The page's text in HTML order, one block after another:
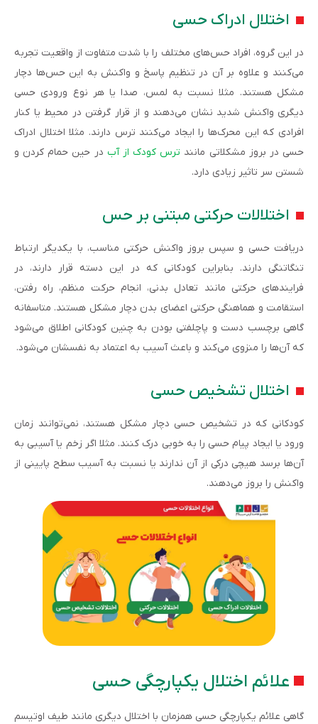
اختلال ادراک حسی
در این گروه، افراد حس‌های مختلف را با شدت متفاوت از واقعیت تجربه
می‌کنند و علاوه بر آن در تنظیم پاسخ و واکنش به این حس‌ها دچار
مشکل هستند. مثلا نسبت به لمس، صدا یا هر نوع ورودی حسی
دیگری واکنش شدید نشان می‌دهند و از قرار گرفتن در محیط یا کنار
افرادی که این محرک‌‌ها را ایجاد می‌کنند ترس دارند. مثلا اختلال ادراک
حسی در بروز مشکلاتی مانند ترس کودک از آب در حین حمام کردن و
شستن سر تاثیر زیادی دارد.
اختلالات حرکتی مبتنی بر حس
دریافت حسی و سپس بروز واکنش حرکتی مناسب، با یکدیگر ارتباط
تنگاتنگی دارند. بنابراین کودکانی که در این دسته قرار دارند، در
فرایندهای حرکتی مانند تعادل بدنی، انجام حرکت منظم، راه رفتن،
استقامت و هماهنگی حرکتی اعضای بدن دچار مشکل هستند. متاسفانه
گاهی برچسب دست و پاچلفتی بودن به چنین کودکانی اطلاق می‌شود
که آن‌ها را منزوی می‌کند و باعث آسیب به اعتماد به نفسشان می‌شود.
اختلال تشخیص حسی
کودکانی که در تشخیص حسی دچار مشکل هستند، نمی‌توانند زمان
ورود یا ایجاد پیام حسی را به خوبی درک کنند. مثلا اگر زخم یا آسیبی به
آن‌ها برسد هیچی درکی از آن ندارند یا نسبت به آسیب سطح پایینی از
واکنش را بروز می‌دهند.
علائم اختلال یکپارچگی حسی
گاهی علائم یکپارچگی حسی همزمان با اختلال دیگری مانند طیف اوتیسم